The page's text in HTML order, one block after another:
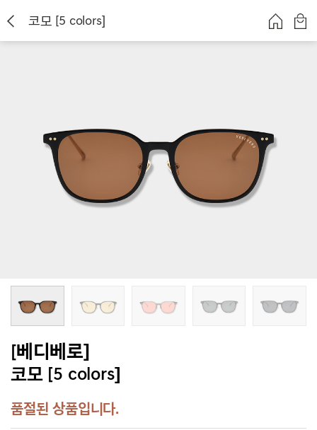
코모 [5 colors]
[베디베로]
코모 [5 colors]
품절된 상품입니다.